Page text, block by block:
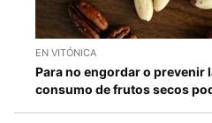
EN VITÓNICA
Para no engordar o prevenir
consumo de frutos secos